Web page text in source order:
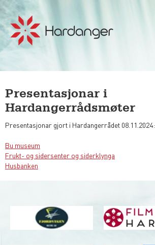
Presentasjonar i
Hardangerrådsmøter
Presentasjonar gjort i Hardangerrådet 08.11.2024:
Bu museum
Frukt- og sidersenter og siderklynga
Husbanken